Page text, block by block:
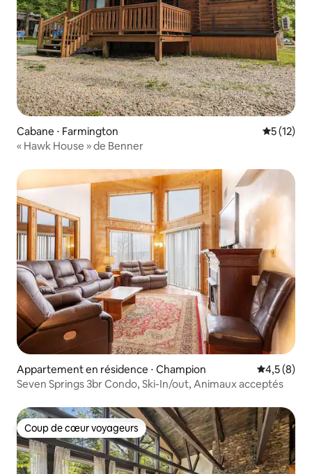
Cabane ⋅ Farmington
5 (12)
« Hawk House » de Benner
Appartement en résidence ⋅ Champion Évaluation
4,5 (8)
Seven Springs 3br Condo, Ski-In/out, Animaux acceptés
Coup de cœur voyageurs
Coup de cœur voyageurs